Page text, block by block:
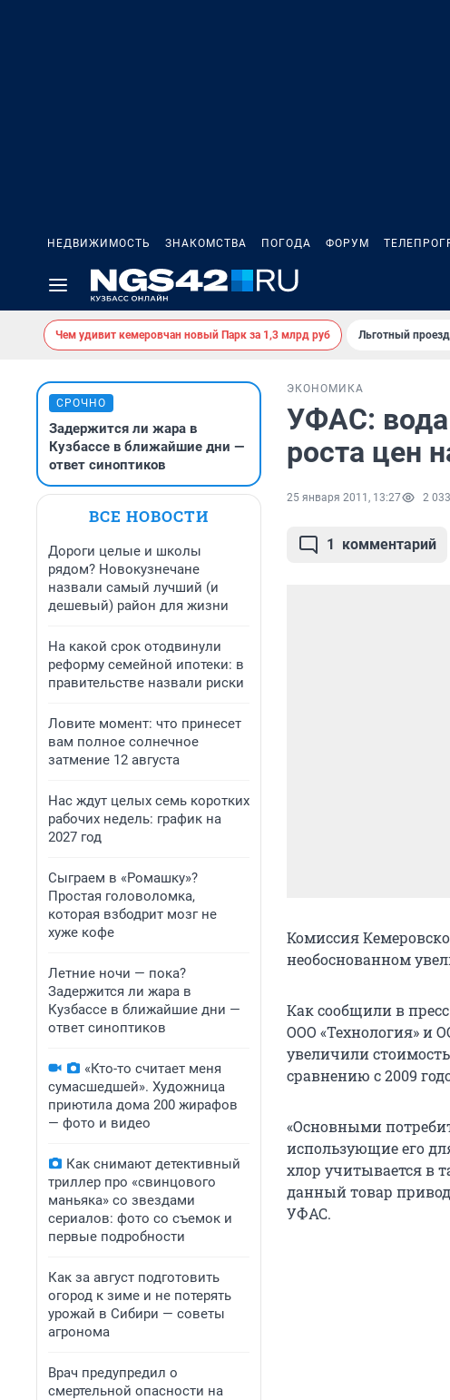
НЕДВИЖИМОСТЬ ЗНАКОМСТВА ПОГОДА ФОРУМ
Чем удивит кемеровчан новый Парк за 1,3 млрд руб Льготный
СРОЧНО
Задержится ли жара в
Кузбассе в ближайшие дни —
ответ синоптиков
ВСЕ НОВОСТИ
Дороги целые и школы
рядом? Новокузнечане
назвали самый лучший (и
дешевый) район для жизни
На какой срок отодвинули
реформу семейной ипотеки: в
правительстве назвали риски
Ловите момент: что принесет
вам полное солнечное
затмение 12 августа
Нас ждут целых семь коротких
рабочих недель: график на
2027 год
Сыграем в «Ромашку»?
Простая головоломка,
которая взбодрит мозг не
хуже кофе
Летние ночи — пока?
Задержится ли жара в
Кузбассе в ближайшие дни —
ответ синоптиков
«Кто-то считает меня
сумасшедшей». Художница
приютила дома 200 жирафов
— фото и видео
Как снимают детективный
триллер про «свинцового
маньяка» со звездами
сериалов: фото со съемок и
первые подробности
Как за август подготовить
огород к зиме и не потерять
урожай в Сибири — советы
агронома
Врач предупредил о
смертельной опасности на
ЭКОНОМИКА
УФАС:
роста цен
25 января 2011, 13:27 2 033
1 комментарий
Комиссия
необоснованном
Как сообщили в
ООО «Технология» и
увеличили
сравнению с 2009
«Основными
использующие его
хлор учитывается в
данный товар
УФАС.